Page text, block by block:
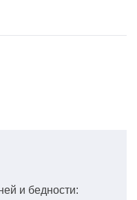
и бедности: